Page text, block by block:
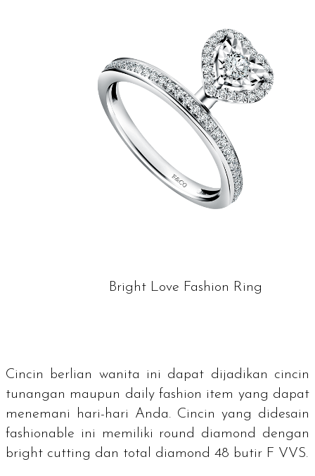
Bright Love Fashion Ring
Cincin berlian wanita ini dapat dijadikan cincin
tunangan maupun daily fashion item yang dapat
menemani hari-hari Anda. Cincin yang didesain
fashionable ini memiliki round diamond dengan
bright cutting dan total diamond 48 butir F VVS.